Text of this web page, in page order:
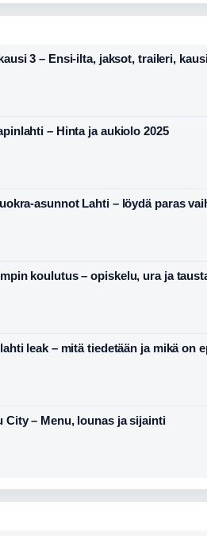
3 – Ensi-ilta, jaksot, traileri,
– Hinta ja aukiolo 2025
asunnot Lahti – löydä paras
koulutus – opiskelu, ura ja
leak – mitä tiedetään ja mikä on
City – Menu, lounas ja sijainti